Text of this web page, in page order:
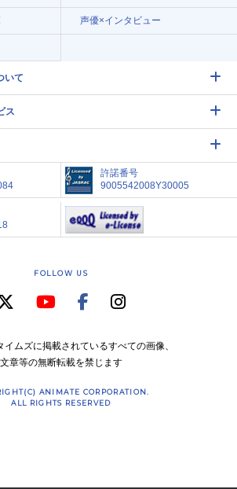
声優×インタビュー
いて
ス
許諾番号
9005542008Y30005
FOLLOW US
イムズに掲載されているすべての画像、
文章等の無断転載を禁じます
ANIMATE CORPORATION.
ALL RIGHTS RESERVED